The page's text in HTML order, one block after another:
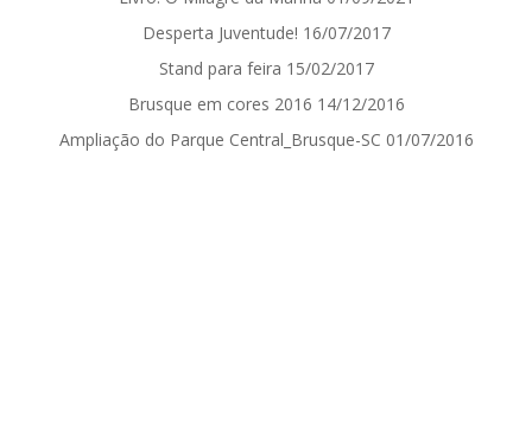
Desperta Juventude! 16/07/2017
Stand para feira 15/02/2017
Brusque em cores 2016 14/12/2016
Ampliação do Parque Central_Brusque-SC 01/07/2016